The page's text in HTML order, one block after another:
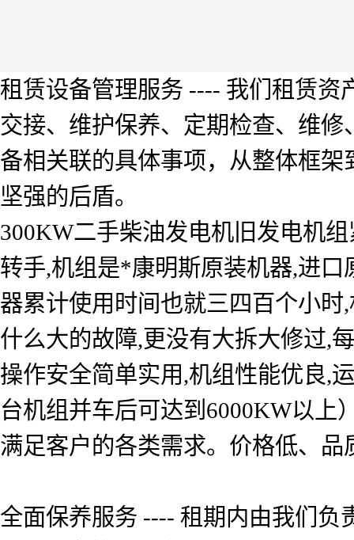
租赁设备管理服务 ---- 我们租赁
交接、维护保养、定期检查、维
备相关联的具体事项，从整体框
坚强的后盾。
300KW二手柴油发电机旧发电机
转手,机组是*康明斯原装机器,进口
器累计使用时间也就三四百个小
什么大的故障,更没有大拆大修过,
操作安全简单实用,机组性能优良,
台机组并车后可达到6000KW以上
满足客户的各类需求。价格低、
全面保养服务 ---- 租期内由我们